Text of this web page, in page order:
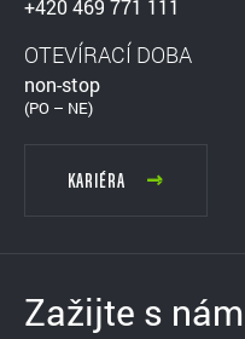
+420 469 771 111
OTEVÍRACÍ DOBA
non-stop
(PO – NE)
KARIÉRA
Zažijte s